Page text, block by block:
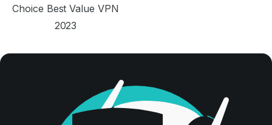
Choice Best Value VPN
2023